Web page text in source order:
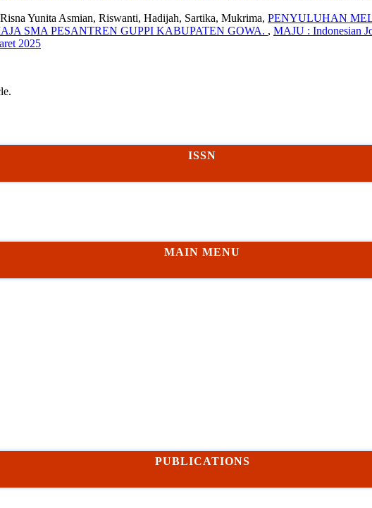
Yunita Asmian, Riswanti, Hadijah, Sartika, Mukrima, PENYULUHAN
SMA PESANTREN GUPPI KABUPATEN GOWA. , MAJU : Indonesian
2025
ISSN
MAIN MENU
PUBLICATIONS